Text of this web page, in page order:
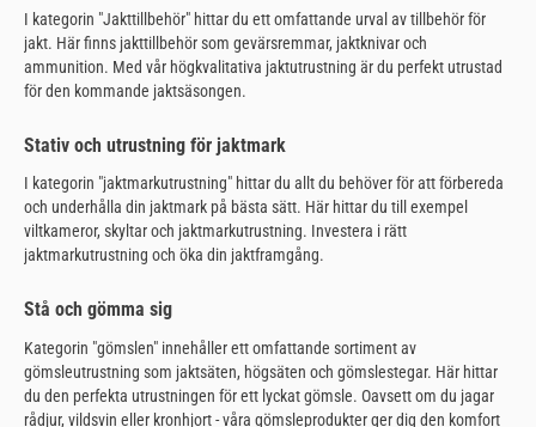
I kategorin "Jakttillbehör" hittar du ett omfattande urval av tillbehör för
jakt. Här finns jakttillbehör som gevärsremmar, jaktknivar och
ammunition. Med vår högkvalitativa jaktutrustning är du perfekt utrustad
för den kommande jaktsäsongen.
Stativ och utrustning för jaktmark
I kategorin "jaktmarkutrustning" hittar du allt du behöver för att förbereda
och underhålla din jaktmark på bästa sätt. Här hittar du till exempel
viltkameror, skyltar och jaktmarkutrustning. Investera i rätt
jaktmarkutrustning och öka din jaktframgång.
Stå och gömma sig
Kategorin "gömslen" innehåller ett omfattande sortiment av
gömsleutrustning som jaktsäten, högsäten och gömslestegar. Här hittar
du den perfekta utrustningen för ett lyckat gömsle. Oavsett om du jagar
rådjur, vildsvin eller kronhjort - våra gömsleprodukter ger dig den komfort